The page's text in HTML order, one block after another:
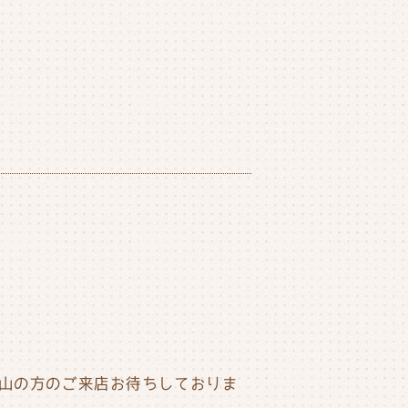
の方のご来店お待ちしておりま